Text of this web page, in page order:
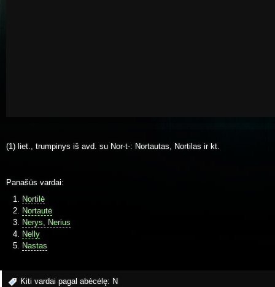
(1) liet., trumpinys iš avd. su Nor-t-: Nortautas, Nortilas ir kt.
Panašūs vardai:
Nortilė
Nortautė
Nerys, Nerius
Nelly
Nastas
Kiti vardai pagal abėcėlę: N